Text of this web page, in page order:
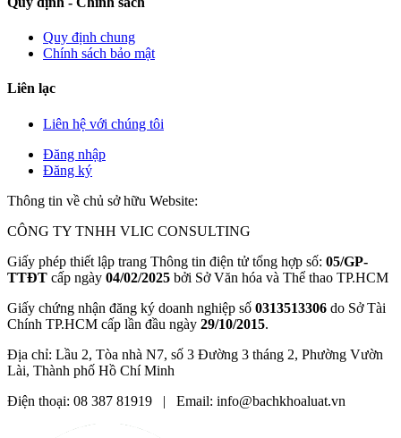
Quy định chung
Chính sách bảo mật
Liên lạc
Liên hệ với chúng tôi
Đăng nhập
Đăng ký
Thông tin về chủ sở hữu Website:
CÔNG TY TNHH VLIC CONSULTING
Giấy phép thiết lập trang Thông tin điện tử tổng hợp số: 05/GP-
TTĐT cấp ngày 04/02/2025 bởi Sở Văn hóa và Thể thao TP.HCM
Giấy chứng nhận đăng ký doanh nghiệp số 0313513306 do Sở Tài
Chính TP.HCM cấp lần đầu ngày 29/10/2015.
Địa chỉ: Lầu 2, Tòa nhà N7, số 3 Đường 3 tháng 2, Phường Vườn
Lài, Thành phố Hồ Chí Minh
Điện thoại: 08 387 81919 | Email: info@bachkhoaluat.vn